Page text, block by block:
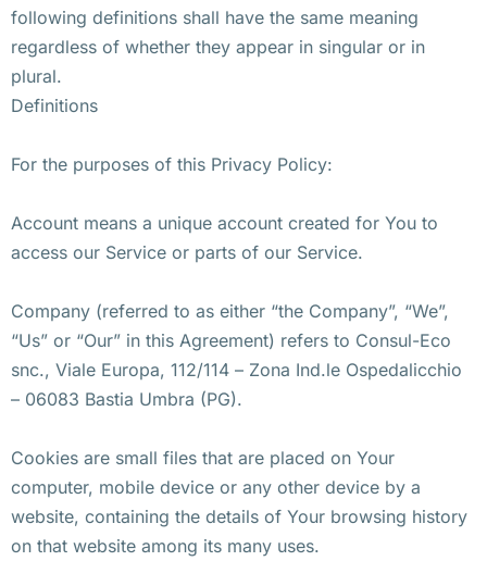
following definitions shall have the same meaning
regardless of whether they appear in singular or in
plural.
Definitions
For the purposes of this Privacy Policy:
Account means a unique account created for You to
access our Service or parts of our Service.
Company (referred to as either “the Company”, “We”,
“Us” or “Our” in this Agreement) refers to Consul-Eco
snc., Viale Europa, 112/114 – Zona Ind.le Ospedalicchio
– 06083 Bastia Umbra (PG).
Cookies are small files that are placed on Your
computer, mobile device or any other device by a
website, containing the details of Your browsing history
on that website among its many uses.